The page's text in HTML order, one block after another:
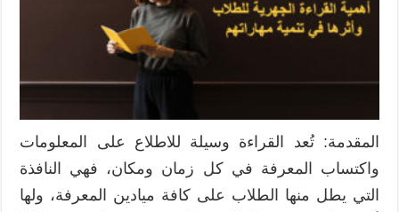
وأثرها
في
المقدمة: تُعد القراءة وسيلة للاطلاع على المعلومات
واكتساب المعرفة في كل زمان ومكان، فهي النافذة
التي يطل منها الطلاب على كافة ميادين المعرفة، ولها